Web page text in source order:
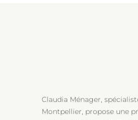
Claudia Ménager,
Montpellier, propose une